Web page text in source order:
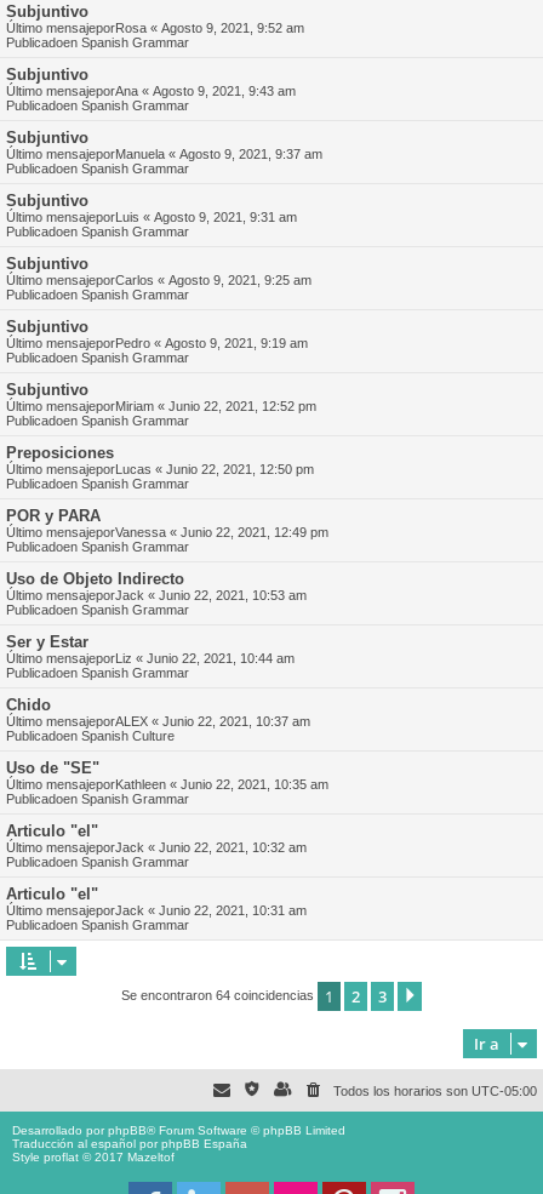
Subjuntivo
Último mensajeporRosa « Agosto 9, 2021, 9:52 am
Publicadoen Spanish Grammar
Subjuntivo
Último mensajeporAna « Agosto 9, 2021, 9:43 am
Publicadoen Spanish Grammar
Subjuntivo
Último mensajeporManuela « Agosto 9, 2021, 9:37 am
Publicadoen Spanish Grammar
Subjuntivo
Último mensajeporLuis « Agosto 9, 2021, 9:31 am
Publicadoen Spanish Grammar
Subjuntivo
Último mensajeporCarlos « Agosto 9, 2021, 9:25 am
Publicadoen Spanish Grammar
Subjuntivo
Último mensajeporPedro « Agosto 9, 2021, 9:19 am
Publicadoen Spanish Grammar
Subjuntivo
Último mensajeporMiriam « Junio 22, 2021, 12:52 pm
Publicadoen Spanish Grammar
Preposiciones
Último mensajeporLucas « Junio 22, 2021, 12:50 pm
Publicadoen Spanish Grammar
POR y PARA
Último mensajeporVanessa « Junio 22, 2021, 12:49 pm
Publicadoen Spanish Grammar
Uso de Objeto Indirecto
Último mensajeporJack « Junio 22, 2021, 10:53 am
Publicadoen Spanish Grammar
Ser y Estar
Último mensajeporLiz « Junio 22, 2021, 10:44 am
Publicadoen Spanish Grammar
Chido
Último mensajeporALEX « Junio 22, 2021, 10:37 am
Publicadoen Spanish Culture
Uso de "SE"
Último mensajeporKathleen « Junio 22, 2021, 10:35 am
Publicadoen Spanish Grammar
Articulo "el"
Último mensajeporJack « Junio 22, 2021, 10:32 am
Publicadoen Spanish Grammar
Articulo "el"
Último mensajeporJack « Junio 22, 2021, 10:31 am
Publicadoen Spanish Grammar
Se encontraron 64 coincidencias 1 2 3
Ir a
Todos los horarios son UTC-05:00
Desarrollado porphpBB® Forum Software © phpBB Limited
Traducción al español porphpBB España
Style proflat © 2017 Mazeltof